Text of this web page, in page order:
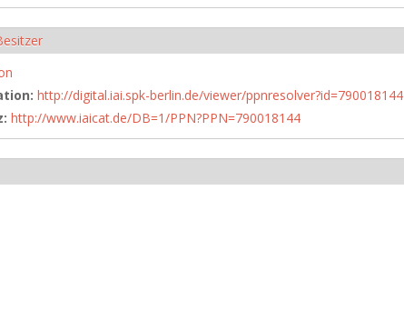
http://digital.iai.spk-berlin.de/viewer/ppnresolver?id=790018144
http://www.iaicat.de/DB=1/PPN?PPN=790018144